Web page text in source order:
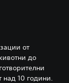
от
до
10 години.